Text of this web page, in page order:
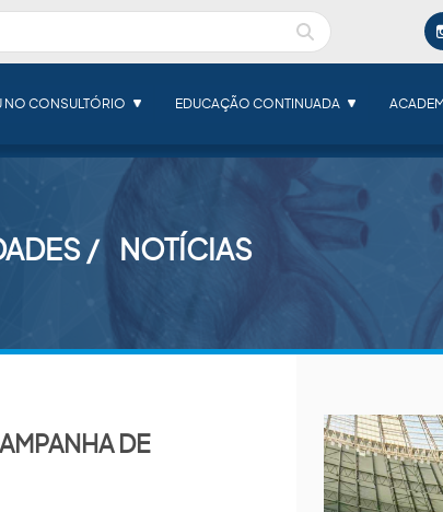
NO CONSULTÓRIO EDUCAÇÃO CONTINUADA
NOTÍCIAS
DE